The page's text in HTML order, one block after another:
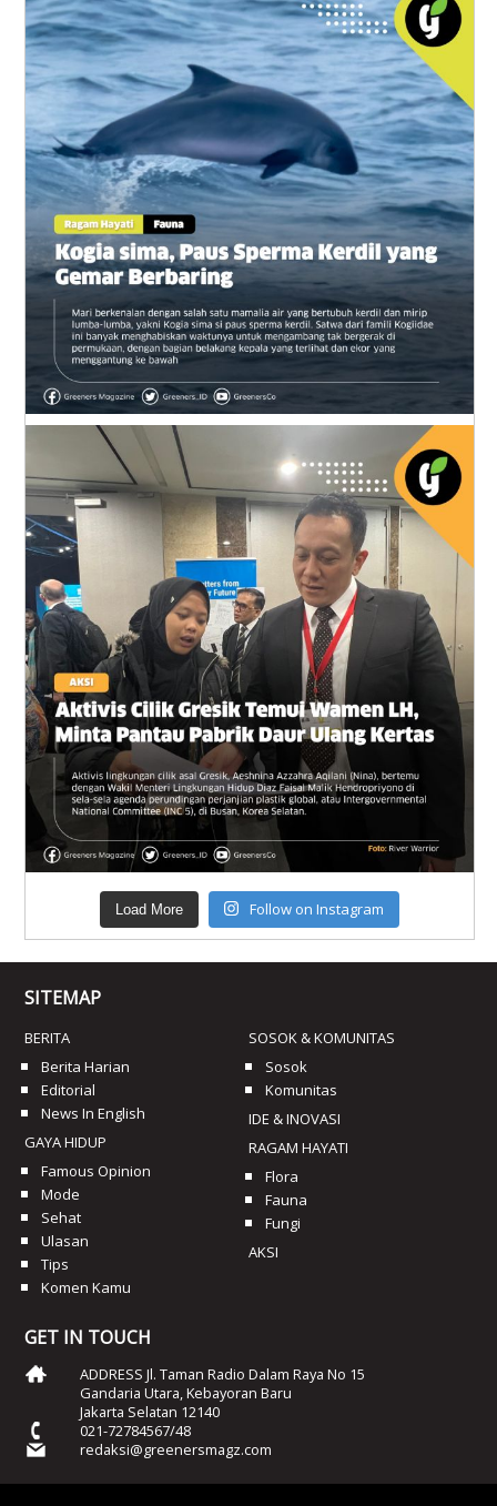
Load More Follow on Instagram
SITEMAP
BERITA
Berita Harian
Editorial
News In English
GAYA HIDUP
Famous Opinion
Mode
Sehat
Ulasan
Tips
Komen Kamu
SOSOK & KOMUNITAS
Sosok
Komunitas
IDE & INOVASI
RAGAM HAYATI
Flora
Fauna
Fungi
AKSI
GET IN TOUCH
ADDRESS Jl. Taman Radio Dalam Raya No 15
Gandaria Utara, Kebayoran Baru
Jakarta Selatan 12140
021-72784567/48
redaksi@greenersmagz.com